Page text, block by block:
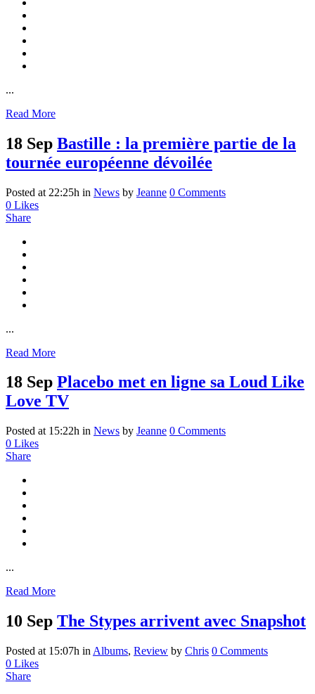
...
Read More
18 Sep Bastille : la première partie de la
tournée européenne dévoilée
Posted at 22:25h in News by Jeanne 0 Comments
0 Likes
Share
...
Read More
18 Sep Placebo met en ligne sa Loud Like
Love TV
Posted at 15:22h in News by Jeanne 0 Comments
0 Likes
Share
...
Read More
10 Sep The Stypes arrivent avec Snapshot
Posted at 15:07h in Albums, Review by Chris 0 Comments
0 Likes
Share